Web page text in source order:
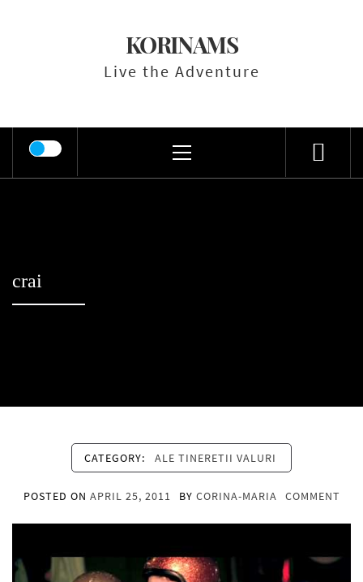
KORINAMS
Live the Adventure
Menu
crai
CATEGORY: ALE TINERETII VALURI
POSTED ON APRIL 25, 2011 BY CORINA-MARIA COMMENT